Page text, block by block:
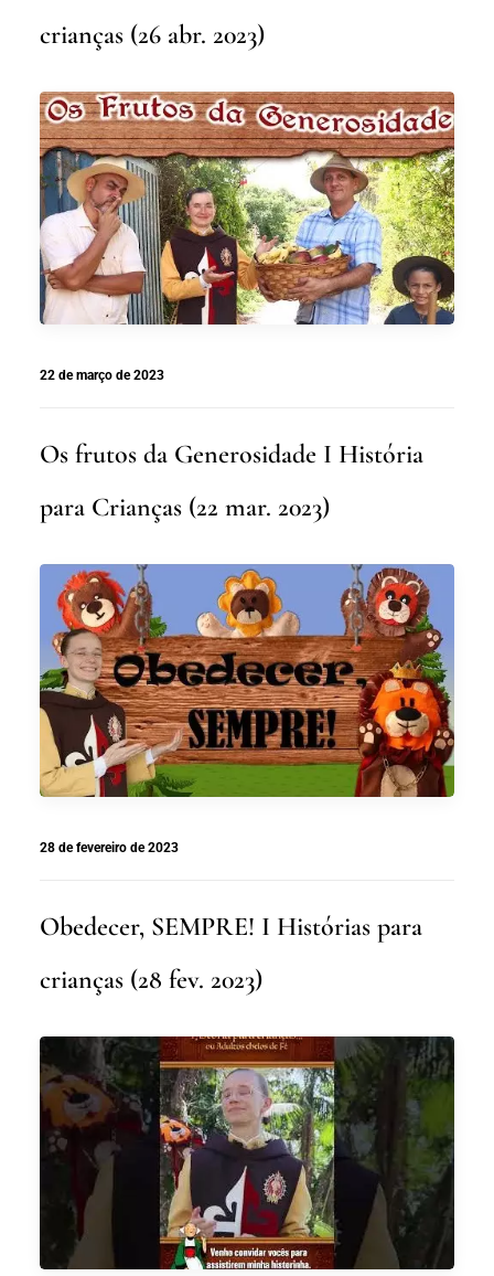
crianças (26 abr. 2023)
22 de março de 2023
Os frutos da Generosidade I História
para Crianças (22 mar. 2023)
28 de fevereiro de 2023
Obedecer, SEMPRE! I Histórias para
crianças (28 fev. 2023)